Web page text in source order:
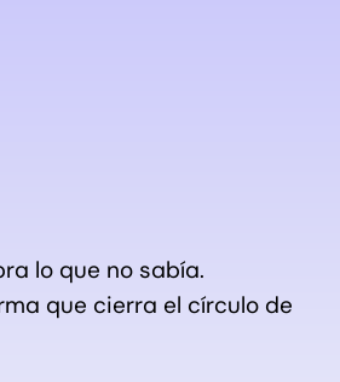
lo que no sabía.
que cierra el círculo de